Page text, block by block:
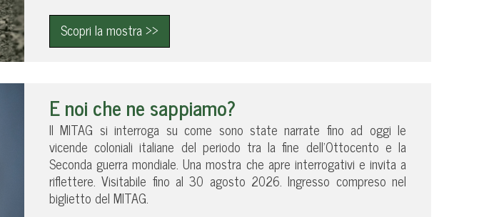
Scopri la mostra >>
E noi che ne sappiamo?
Il MITAG si interroga su come sono state narrate fino ad oggi le
vicende coloniali italiane del periodo tra la fine dell’Ottocento e la
Seconda guerra mondiale. Una mostra che apre interrogativi e invita a
riflettere. Visitabile fino al 30 agosto 2026. Ingresso compreso nel
biglietto del MITAG.